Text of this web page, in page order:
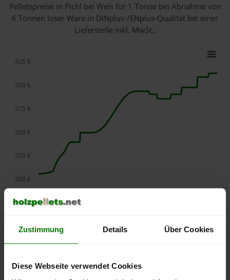
Zustimmung Details Über Cookies
Diese Webseite verwendet Cookies
Pelletspreise in Pichl bei Wels für 1 Tonne bei Abnahmevon
6 Tonnen loser Ware in DINplus-/ENplus-Qualität bei einer
Lieferstelle inkl. MwSt.:
lose Ware
275 €
300 €
325 €
350 €
375 €
400 €
425 €
können Sie jederzeit auf unsererPelletspreise